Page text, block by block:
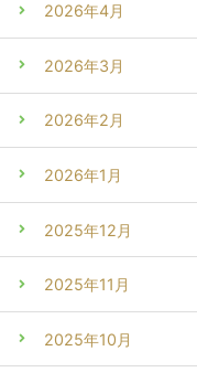
2026年4月
2026年3月
2026年2月
2026年1月
2025年12月
2025年11月
2025年10月